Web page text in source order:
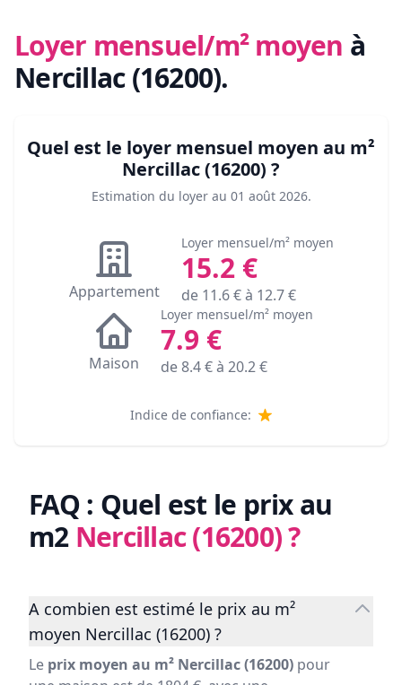
Loyer mensuel/m² moyen à
Nercillac (16200).
Quel est le loyer mensuel moyen au m²
Nercillac (16200) ?
Estimation du loyer au 01 août 2026.
Appartement
Loyer mensuel/m² moyen
15.2€
de 11.6€ à 12.7€
Maison
Loyer mensuel/m² moyen
7.9 €
de8.4€ à 20.2€
Indice de confiance:
FAQ : Quel est le prix au
m2 Nercillac (16200)?
A combien est estimé le prix au m²
moyen Nercillac (16200) ?
Le prix moyen au m² Nercillac (16200) pour